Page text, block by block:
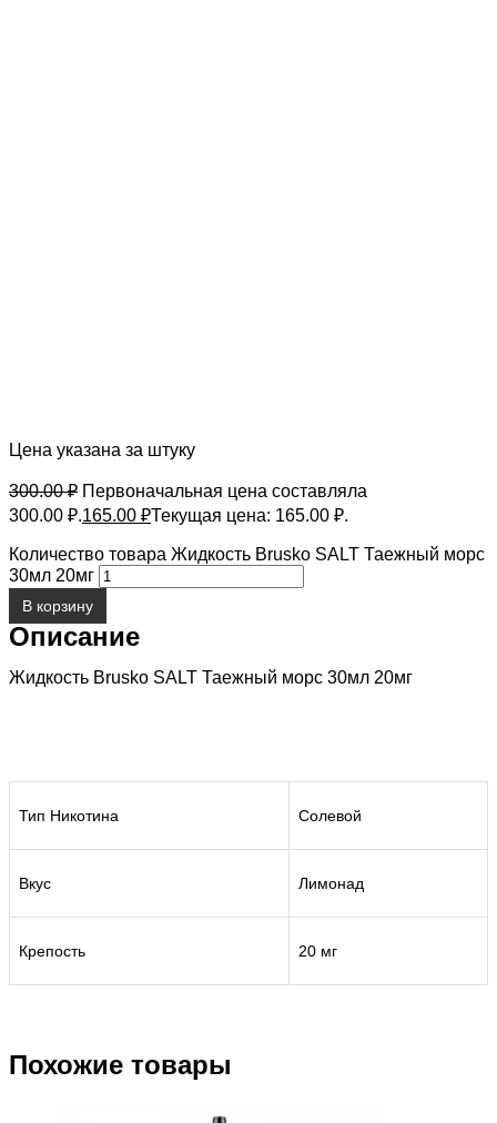
Цена указана за штуку
300.00₽ Первоначальная цена составляла
300.00 ₽.165.00 ₽Текущая цена: 165.00 ₽.
Количество товара Жидкость Brusko SALT Таежный морс
30мл 20мг
В корзину
Описание
Жидкость Brusko SALT Таежный морс 30мл 20мг
Тип Никотина Солевой
Вкус Лимонад
Крепость 20 мг
Похожие товары